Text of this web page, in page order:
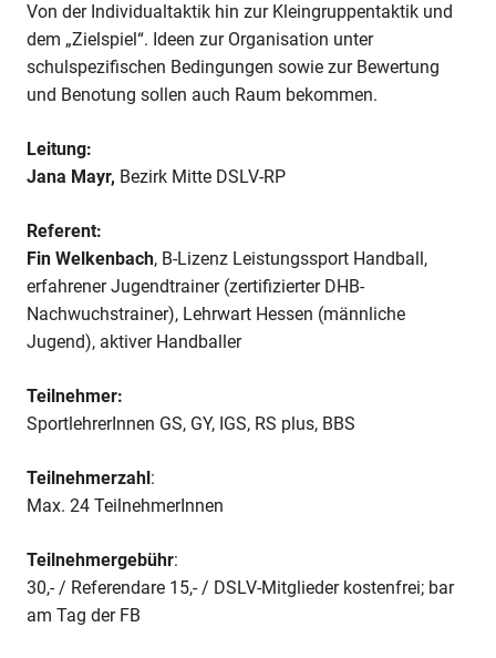
Von der Individualtaktik hin zur Kleingruppentaktik und
dem „Zielspiel“. Ideen zur Organisation unter
schulspezifischen Bedingungen sowie zur Bewertung
und Benotung sollen auch Raum bekommen.
Leitung:
Jana Mayr, Bezirk Mitte DSLV-RP
Referent:
Fin Welkenbach, B-Lizenz Leistungssport Handball,
erfahrener Jugendtrainer (zertifizierter DHB-
Nachwuchstrainer), Lehrwart Hessen (männliche
Jugend), aktiver Handballer
Teilnehmer:
SportlehrerInnen GS, GY, IGS, RS plus, BBS
Teilnehmerzahl :
Max. 24 TeilnehmerInnen
Teilnehmergebühr:
30,- / Referendare 15,- / DSLV-Mitglieder kostenfrei; bar
am Tag der FB